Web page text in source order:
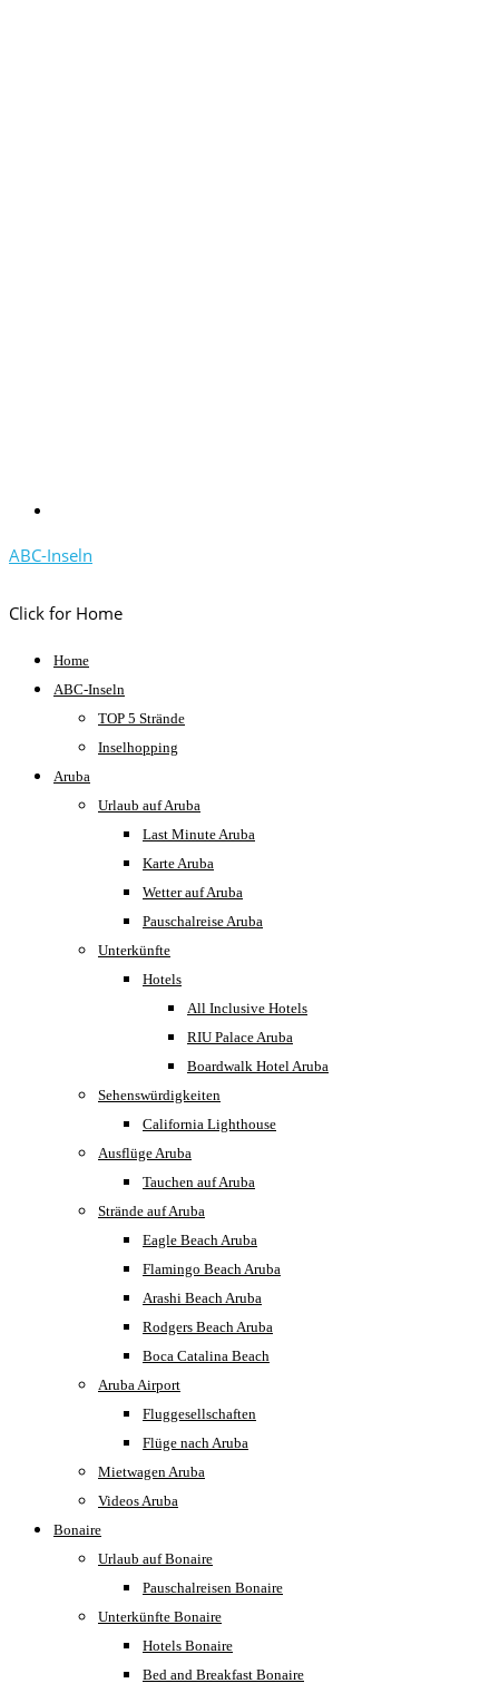
ABC-Inseln
Click for Home
Home
ABC-Inseln
TOP 5 Strände
Inselhopping
Aruba
Urlaub auf Aruba
Last Minute Aruba
Karte Aruba
Wetter auf Aruba
Pauschalreise Aruba
Unterkünfte
Hotels
All Inclusive Hotels
RIU Palace Aruba
Boardwalk Hotel Aruba
Sehenswürdigkeiten
California Lighthouse
Ausflüge Aruba
Tauchen auf Aruba
Strände auf Aruba
Eagle Beach Aruba
Flamingo Beach Aruba
Arashi Beach Aruba
Rodgers Beach Aruba
Boca Catalina Beach
Aruba Airport
Fluggesellschaften
Flüge nach Aruba
Mietwagen Aruba
Videos Aruba
Bonaire
Urlaub auf Bonaire
Pauschalreisen Bonaire
Unterkünfte Bonaire
Hotels Bonaire
Bed and Breakfast Bonaire